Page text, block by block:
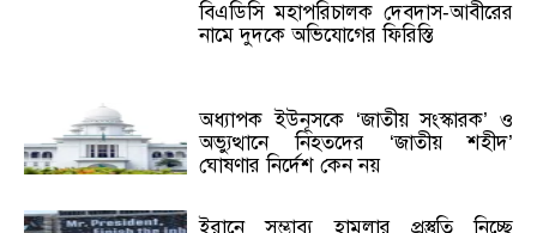
বিএডিসি মহাপরিচালক দেবদাস-আবীরের
নামে দুদকে অভিযোগের ফিরিস্তি
অধ্যাপক ইউনূসকে ‘জাতীয় সংস্কারক’ ও
অভ্যুত্থানে নিহতদের ‘জাতীয় শহীদ’
ঘোষণার নির্দেশ কেন নয়
ইরানে সম্ভাব্য হামলার প্রস্তুতি নিচ্ছে